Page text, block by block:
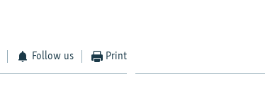
Follow us Print